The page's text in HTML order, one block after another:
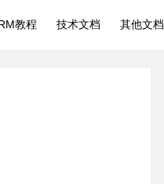
教程 技术文档 其他文档